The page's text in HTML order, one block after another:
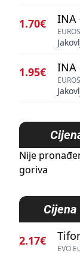
1.70€ INA
1.95€ INA
Nije
goriva
Cijena
2.17€
EVO